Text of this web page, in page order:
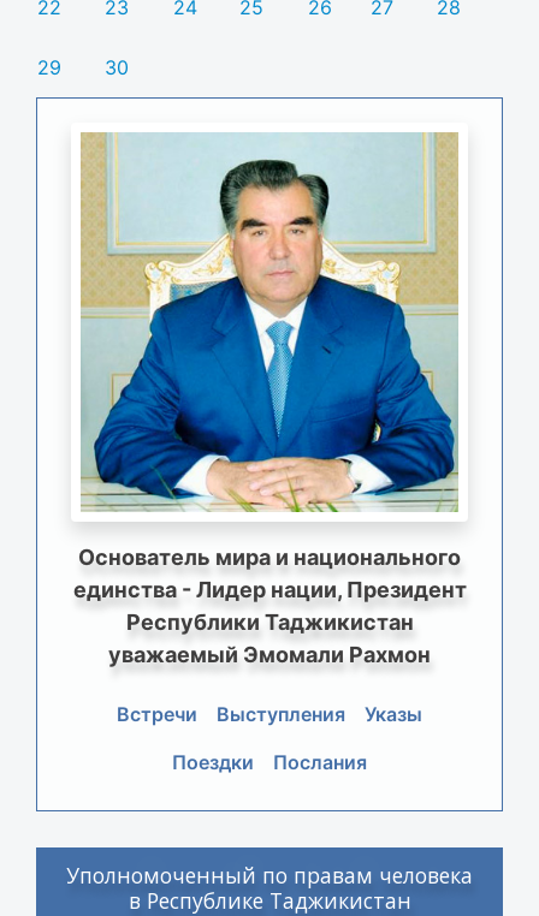
22 23 24 25 26 27 28
29 30
Основатель мира и национального
единства - Лидер нации, Президент
Республики Таджикистан
уважаемый Эмомали Рахмон
Встречи Выступления
Указы
Поездки
Послания
Уполномоченный по правам человека
в Республике Таджикистан